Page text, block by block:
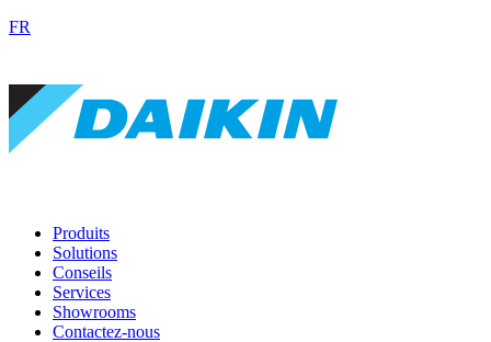
FR
Produits
Solutions
Conseils
Services
Showrooms
Contactez-nous